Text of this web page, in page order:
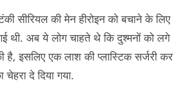
सीरियल की मेन हीरोइन को बचाने के लिए
थी. अब ये लोग चाहते थे कि दुश्मनों को लगे
है, इसलिए एक लाश की प्लास्टिक सर्जरी कर
दे दिया गया.